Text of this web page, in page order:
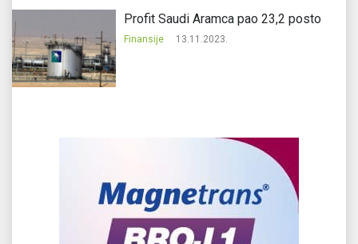
Profit Saudi Aramca pao 23,2 posto
Finansije 13.11.2023.